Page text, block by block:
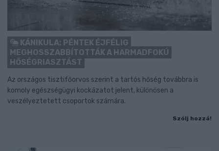
KÁNIKULA: PÉNTEK ÉJFÉLIG
MEGHOSSZABBÍTOTTÁK A HARMADFOKÚ
HŐSÉGRIASZTÁST
Az országos tisztifőorvos szerint a tartós hőség továbbra is
komoly egészségügyi kockázatot jelent, különösen a
veszélyeztetett csoportok számára.
Szólj hozzá!